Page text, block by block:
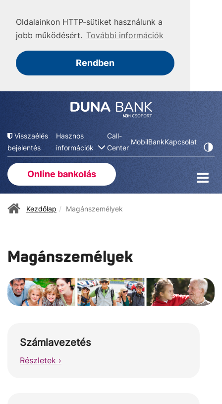
Oldalainkon HTTP-sütiket használunk a
jobb működésért. További információk
Rendben
Visszaélés
bejelentés
Hasznos
információk
Call-
Center
MobilBankKapcsolat
Online bankolás
Kezdőlap Magánszemélyek
Magánszemélyek
Számlavezetés
Részletek ›